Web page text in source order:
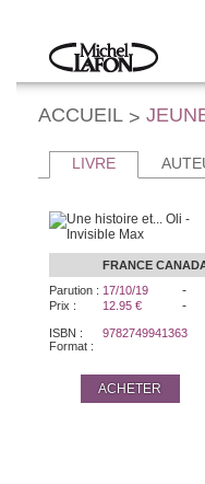
Accueil
ACCUEIL >
LIVRE
FRANCE
Parution : 17/10/19 -
Prix : 12.95 € -
ISBN :
9782749941363
Format :
ACHETER